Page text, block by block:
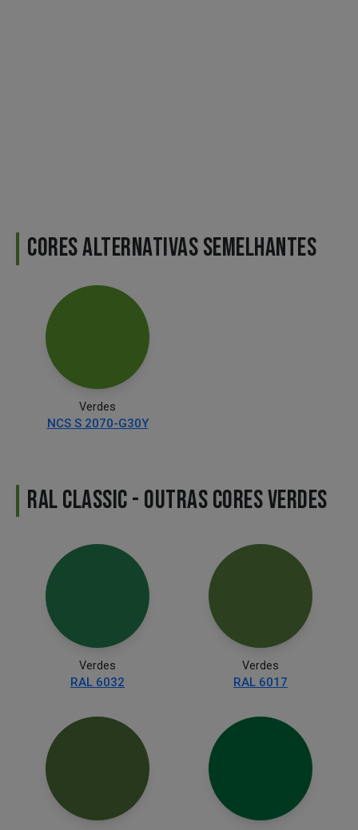
CORES ALTERNATIVAS SEMELHANTES
Verdes
NCS S 2070-G30Y
RAL CLASSIC - OUTRAS CORES VERDES
Verdes
RAL 6032
Verdes
RAL 6017